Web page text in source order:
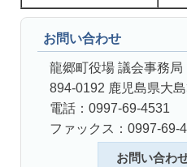
お問い合わせ
龍郷町役場 議会事務局
894-0192 鹿児島県大
電話：0997-69-4531
ファックス：0997-69-
お問い合わ